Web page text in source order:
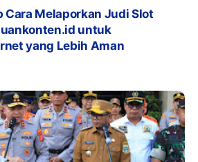
Cara Melaporkan Judi Slot
untuk
yang Lebih Aman